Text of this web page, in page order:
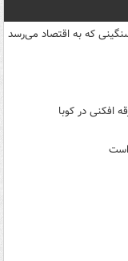
که به اقتصاد می‌رسد
افکنی در کوبا
است